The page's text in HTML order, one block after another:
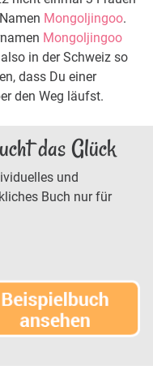
Mongoljingoo.
Mongoljingoo
in der Schweiz so
dass Du einer
den Weg läufst.
das Glück
und
Buch nur für